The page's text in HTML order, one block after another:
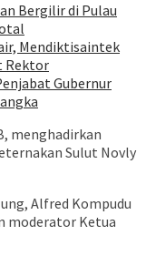
Bergilir di Pulau
Mendiktisaintek
Rektor
Gubernur
menghadirkan
Sulut Novly
Alfred Kompudu
moderator Ketua